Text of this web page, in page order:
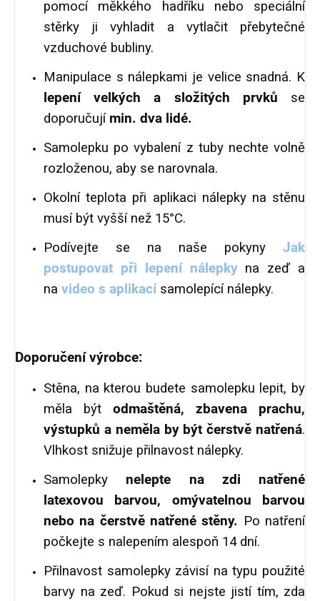
pomocí měkkého hadříku nebo speciální
stěrky ji vyhladit a vytlačit přebytečné
vzduchové bubliny.
Manipulace s nálepkami je velice snadná. K
lepení velkých a složitých prvků se
doporučují min. dva lidé.
Samolepku po vybalení z tuby nechte volně
rozloženou, aby se narovnala.
Okolní teplota při aplikaci nálepky na stěnu
musí být vyšší než 15°C.
Podívejte se na naše pokyny Jak
postupovat při lepení nálepkyna zeď a
na video s aplikací samolepící nálepky.
Doporučení výrobce:
Stěna, na kterou budete samolepku lepit, by
měla být odmaštěná, zbavena prachu,
výstupků a neměla by být čerstvě natřená.
Vlhkost snižuje přilnavost nálepky.
Samolepky nelepte na zdi natřené
latexovou barvou, omývatelnou barvou
nebo na čerstvě natřené stěny. Po natření
počkejte s nalepením alespoň 14 dní.
Přilnavost samolepky závisí na typu použité
barvy na zeď. Pokud si nejste jistí tím, zda